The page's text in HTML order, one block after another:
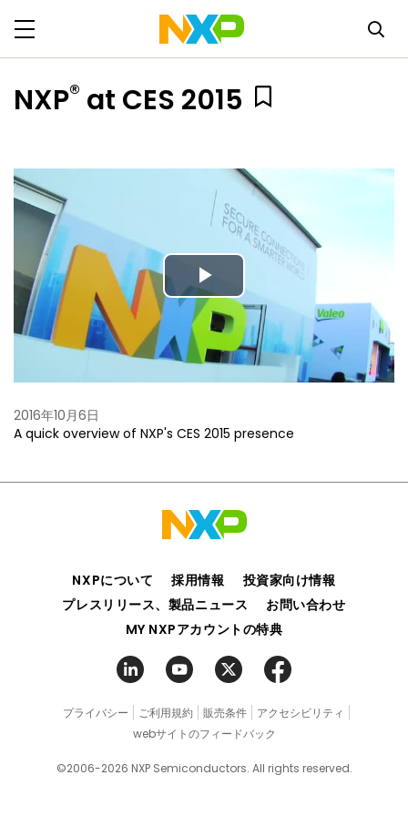
NXP® at CES 2015
Play
Video
2016年10月6日
A quick overview of NXP's CES 2015 presence
NXPについて 採用情報
投資家向け情報
プレスリリース、製品ニュース
お問い合わせ
MY NXPアカウントの特典
プライバシー ご利用規約 販売条件
アクセシビリティ
webサイトのフィードバック
©2006-2026 NXP Semiconductors. All rights reserved.